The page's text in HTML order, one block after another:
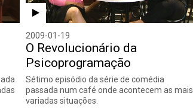
2009-01-19
O Revolucionário da
Psicoprogramação
Sétimo episódio da série de comédia
passada num café onde acontecem as mais
variadas situações.